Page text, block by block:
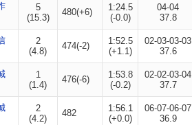
5
(15.3)
480(+6)
1:24.5
(-0.0)
04-04
37.8
2
(4.8)
474(-2)
1:52.5
(+1.1)
02-03-03-03
37.6
1
(1.4)
476(-6)
1:53.8
(-0.2)
02-02-03-04
37.7
2
(4.2)
482
1:56.1
(+0.0)
06-07-06-07
36.9